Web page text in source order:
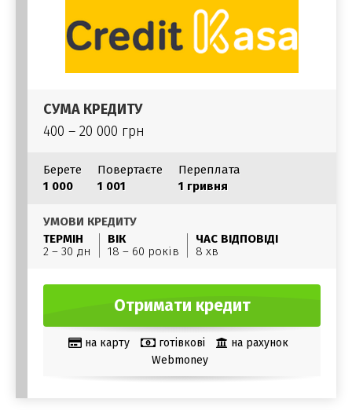
СУМА КРЕДИТУ
400 – 20 000 грн
Берете
1 000
Повертаєте
1 001
Переплата
1 гривня
УМОВИ КРЕДИТУ
ТЕРМІН
2 – 30 дн
ВІК
18 – 60 років
ЧАС ВІДПОВІДІ
8 хв
Отримати кредит
на карту готівкові
на рахунок
Webmoney